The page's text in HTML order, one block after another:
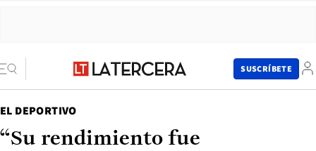
SUSCRÍBETE
EL DEPORTIVO
“Su rendimiento fue